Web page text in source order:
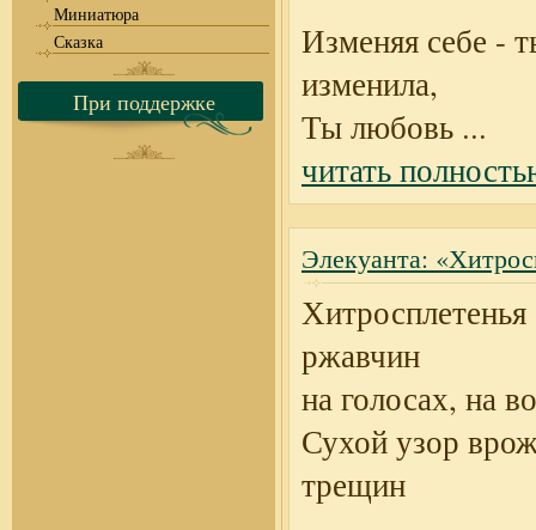
Миниатюра
Сказка
При поддержке
Изменяя себе -
изменила,
Ты любовь ...
читать
Элекуанта:
Хитросплетенья
ржавчин
на голосах, на
Сухой узор
трещин